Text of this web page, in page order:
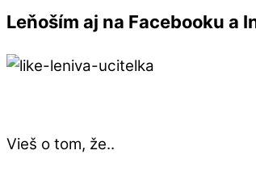
Leňoším aj na Facebooku a
Vieš o tom, že..